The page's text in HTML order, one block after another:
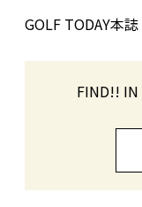
GOLF TODAY本
FIND!!